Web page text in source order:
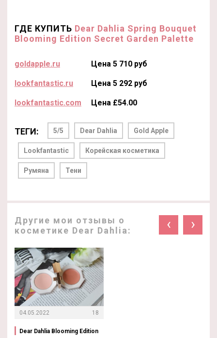
ГДЕ КУПИТЬ Dear Dahlia Spring Bouquet
Blooming Edition Secret Garden Palette
goldapple.ru Цена 5 710 руб
lookfantastic.ru Цена 5 292 руб
lookfantastic.com Цена £54.00
ТЕГИ: 5/5 Dear Dahlia Gold Apple
Lookfantastic Корейская косметика
Румяна Тени
Другие мои отзывы о
косметике Dear Dahlia:
‹ ›
04.05.2022 18
Dear Dahlia Blooming Edition